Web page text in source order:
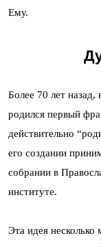
Ему.
Более 70 лет
родился первый
действительно
его создании
собрании в
институте.
Эта идея несколько